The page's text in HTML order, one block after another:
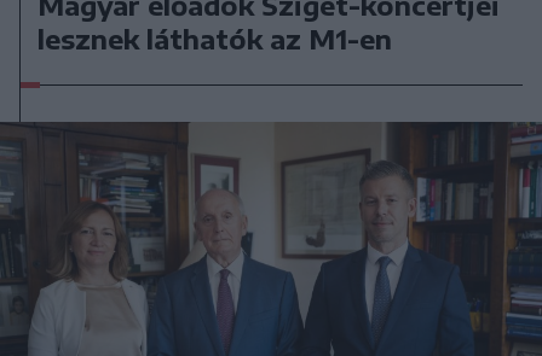
lesznek láthatók az M1-en